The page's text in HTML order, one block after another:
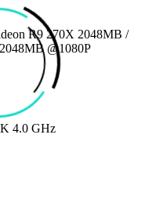
R9 270X 2048MB /
@1080P
4.0 GHz